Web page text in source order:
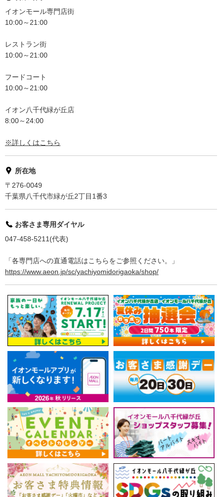
イオンモール専門店街
10:00～21:00
レストラン街
10:00～21:00
フードコート
10:00～21:00
イオン八千代緑が丘店
8:00～24:00
※詳しくはこちら
所在地
〒276-0049
千葉県八千代市緑が丘2丁目1番3
お客さま専用ダイヤル
047-458-5211(代表)
「各専門店への直通電話はこちらをご参照ください。」
https://www.aeon.jp/sc/yachiyomidorigaoka/shop/